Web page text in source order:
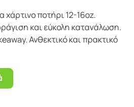
χάρτινο ποτήρι 12-16oz.
και εύκολη κατανάλωση.
Ανθεκτικό και πρακτικό